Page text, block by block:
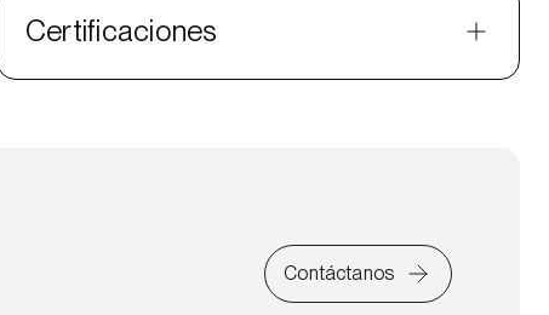
Certificaciones
Contáctanos